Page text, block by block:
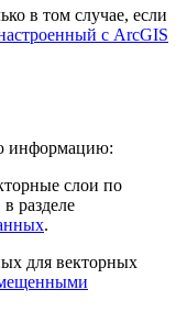
в том случае, если
с ArcGIS
информацию:
слои по
разделе
.
для векторных